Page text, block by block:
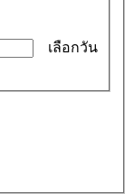
เลือกวัน